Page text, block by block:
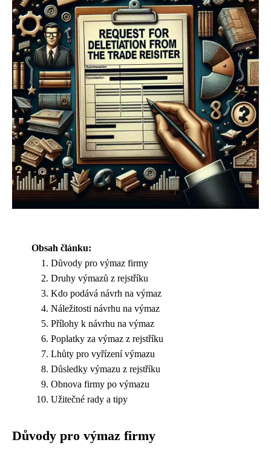
Obsah článku:
Důvody pro výmaz firmy
Druhy výmazů z rejstříku
Kdo podává návrh na výmaz
Náležitosti návrhu na výmaz
Přílohy k návrhu na výmaz
Poplatky za výmaz z rejstříku
Lhůty pro vyřízení výmazu
Důsledky výmazu z rejstříku
Obnova firmy po výmazu
Užitečné rady a tipy
Důvody pro výmaz firmy